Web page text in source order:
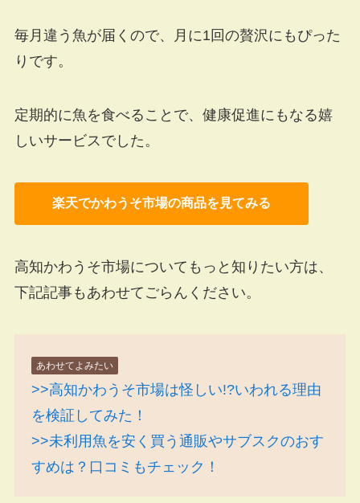
毎月違う魚が届くので、月に1回の贅沢にもぴった
りです。
定期的に魚を食べることで、健康促進にもなる嬉
しいサービスでした。
楽天でかわうそ市場の商品を見てみる
高知かわうそ市場についてもっと知りたい方は、
下記記事もあわせてごらんください。
あわせてよみたい
>>高知かわうそ市場は怪しい!?いわれる理由
を検証してみた！
>>未利用魚を安く買う通販やサブスクのおす
すめは？口コミもチェック！